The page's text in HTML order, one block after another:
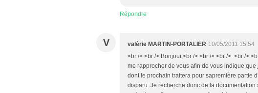
Répondre
V valérie MARTIN-PORTALIER 10/05/2011 15:54
<br /> <br /> Bonjour,<br /> <br /> <br /> <br />
me rapprocher de vous afin de vous indique
dont le prochain traitera pour sapremière partie
disparu. Je recherche donc de la